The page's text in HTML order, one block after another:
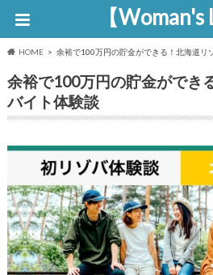
【Woman's
HOME 余裕で100万円の貯金ができる！北海道リ
余裕で100万円の貯金ができ
バイト体験談